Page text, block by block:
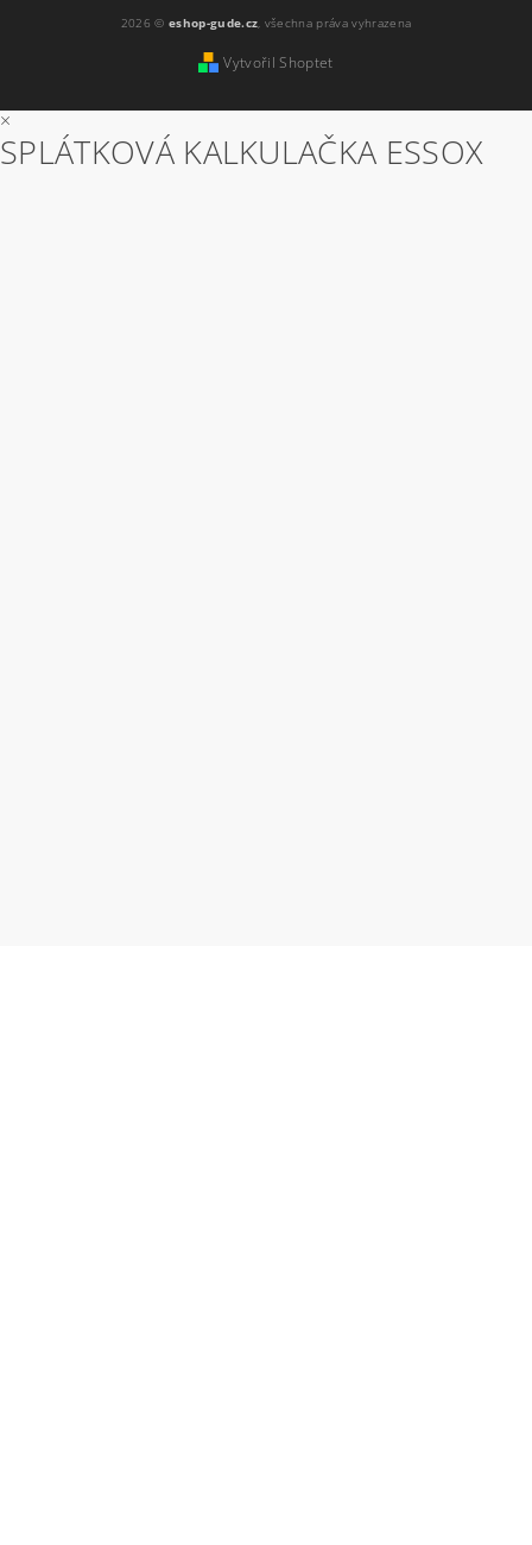
2026 ©eshop-gude.cz, všechna práva vyhrazena
Vytvořil Shoptet
×
SPLÁTKOVÁ KALKULAČKA ESSOX